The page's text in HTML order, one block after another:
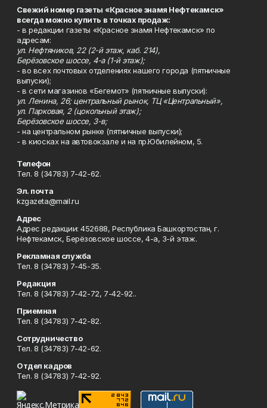
Свежий номер газеты «Красное знамя Нефтекамск»
всегда можно купить в точках продаж:
- в редакции газеты «Красное знамя Нефтекамск» по
адресам:
ул. Нефтяников, 22 (2-й этаж, каб. 214),
Берёзовское шоссе, 4-а (1-й этаж);
- во всех почтовых отделениях нашего города (пятничные
выпуски);
- в сети магазинов «Бегемот» (пятничные выпуски):
ул. Ленина, 26; центральный рынок, ТЦ «Центральный»,
ул. Парковая, 2 (цокольный этаж);
Берёзовское шоссе, 3-в;
- на центральном рынке (пятничные выпуски);
- в киосках на автовокзале и на пр.Юбилейном, 5.
Телефон
Тел. 8 (34783) 7-42-62.
Эл. почта
kzgazeta@mail.ru
Адрес
Адрес редакции: 452688, Республика Башкортостан, г.
Нефтекамск, Берёзовское шоссе, 4-а, 3-й этаж.
Рекламная служба
Тел. 8 (34783) 7-45-35.
Редакция
Тел. 8 (34783) 7-42-72, 7-42-92..
Приемная
Тел. 8 (34783) 7-42-82.
Сотрудничество
Тел. 8 (34783) 7-42-62.
Отдел кадров
Тел. 8 (34783) 7-42-92.